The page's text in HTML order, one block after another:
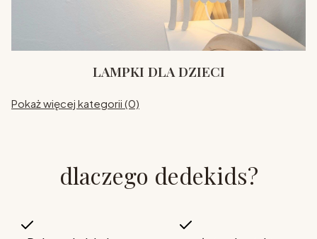
LAMPKI DLA DZIECI
Pokaż więcej kategorii (0)
dlaczego dedekids?